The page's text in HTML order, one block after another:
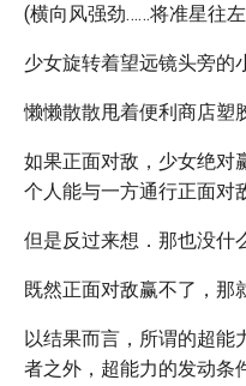
(横向风强劲……将准星往
少女旋转着望远镜头旁的
懒懒散散甩着便利商店塑
如果正面对敌，少女绝对
个人能与一方通行正面对
但是反过来想．那也没什
既然正面对敌赢不了，那
以结果而言，所谓的超能
者之外，超能力的发动条